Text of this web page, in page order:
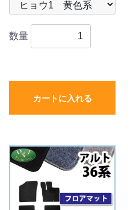
数量
カートに入れる